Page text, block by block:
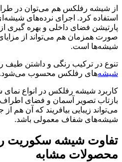
از شیشه رفلکس هم می‌توان در
استفاده کرد. اجرای نرده‌های
پارتیشن فضای داخلی و بهره گیری
صورت همزمان هم می‌تواند از
شیشه‌ها است.
تنوع در ترکیب رنگی و داشتن طیف
شیشه‌های رفلکس محسوب می‌شود.
کاربرد شیشه رفلکس در انواع نمای
بازتاب تصویر آسمان و فضای
می‌تواند زیبایی بیافریند که آن هم
شیشه‌های شفاف معمولی باشد.
تفاوت شیشه سکوریت
محصولات مشابه